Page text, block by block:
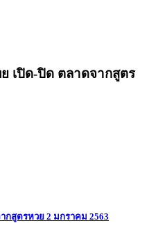
เปิด-ปิด ตลาดจากสูตร
กสูตรหวย 2 มกราคม 2563